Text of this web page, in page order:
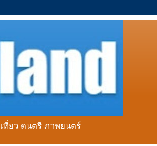
ที่ยว ดนตรี ภาพยนตร์